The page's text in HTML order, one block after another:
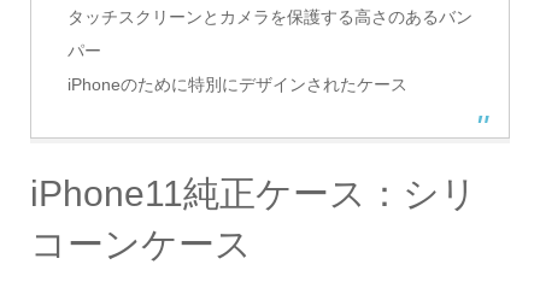
タッチスクリーンとカメラを保護する高さのあるバン
パー
iPhoneのために特別にデザインされたケース
iPhone11純正ケース：シリ
コーンケース